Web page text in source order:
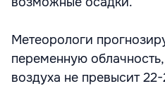
Метеорологи
переменную
воздуха не превысит